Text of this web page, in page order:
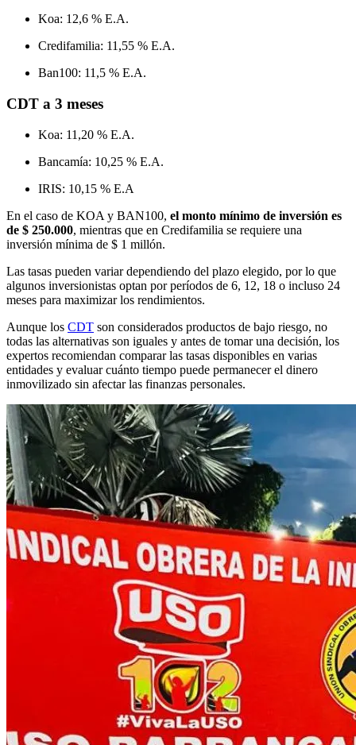
Koa: 12,6 % E.A.
Credifamilia: 11,55 % E.A.
Ban100: 11,5 % E.A.
CDT a 3 meses
Koa: 11,20 % E.A.
Bancamía: 10,25 % E.A.
IRIS: 10,15 % E.A
En el caso de KOA y BAN100, el monto mínimo de inversión es
de $ 250.000, mientras que en Credifamilia se requiere una
inversión mínima de $ 1 millón.
Las tasas pueden variar dependiendo del plazo elegido, por lo que
algunos inversionistas optan por períodos de 6, 12, 18 o incluso 24
meses para maximizar los rendimientos.
Aunque los CDT son considerados productos de bajo riesgo, no
todas las alternativas son iguales y antes de tomar una decisión, los
expertos recomiendan comparar las tasas disponibles en varias
entidades y evaluar cuánto tiempo puede permanecer el dinero
inmovilizado sin afectar las finanzas personales.